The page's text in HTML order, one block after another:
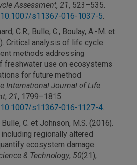
Assessment, 21, 523–535.
s11367-016-1037-5.
C.R., Bulle, C., Boulay, A.-M. et
Critical analysis of life cycle
methods addressing
freshwater use on ecosystems
for future method
International Journal of Life
, 21, 1799–1815.
s11367-016-1127-4.
C. et Johnson, M.S. (2016).
including regionally altered
ecosystem damage.
& Technology, 50(21),